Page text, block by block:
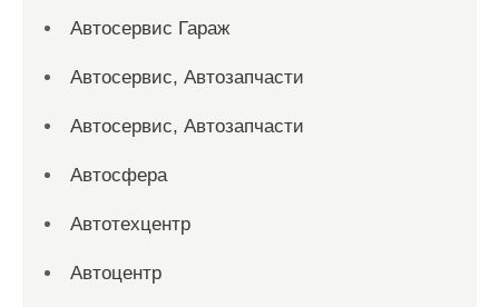
Автосервис Гараж
Автосервис, Автозапчасти
Автосервис, Автозапчасти
Автосфера
Автотехцентр
Автоцентр